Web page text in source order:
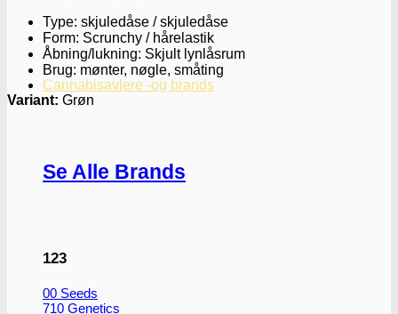
Cannabisavlere -og brands
Se Alle Brands
123
00 Seeds
710 Genetics
Type: skjuledåse / skjuledåse
Form: Scrunchy / hårelastik
Åbning/lukning: Skjult lynlåsrum
Brug: mønter, nøgle, småting
Variant: Grøn